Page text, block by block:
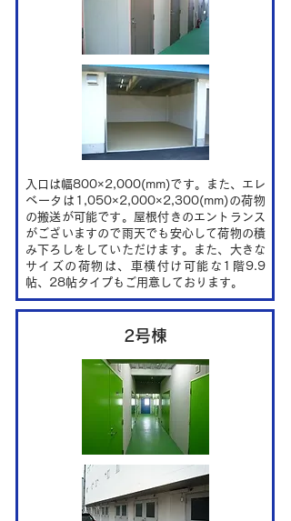
入口は幅800×2,000(mm)です。また、エレ
ベータは1,050×2,000×2,300(mm)の荷物
の搬送が可能です。屋根付きのエントランス
がございますので雨天でも安心して荷物の積
み下ろしをしていただけます。また、大きな
サイズの荷物は、車横付け可能な1階9.9
帖、28帖タイプもご用意しております。
2号棟